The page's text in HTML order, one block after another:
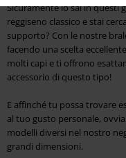
Sicuramente lo sai in questi
reggiseno classico e stai
supporto? Con le nostre
facendo una scelta
molti capi e ti offrono
accessorio di questo tipo!
E affinché tu possa trovare
al tuo gusto personale,
modelli diversi nel nostro
grandi dimensioni.